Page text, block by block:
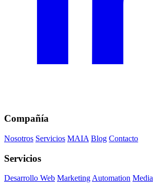
Compañía
Nosotros Servicios MAIA Blog Contacto
Servicios
Desarrollo Web Marketing Automation Media